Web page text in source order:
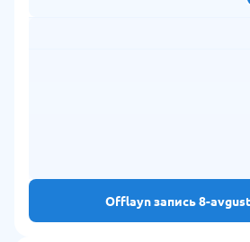
Offlayn запись 8-